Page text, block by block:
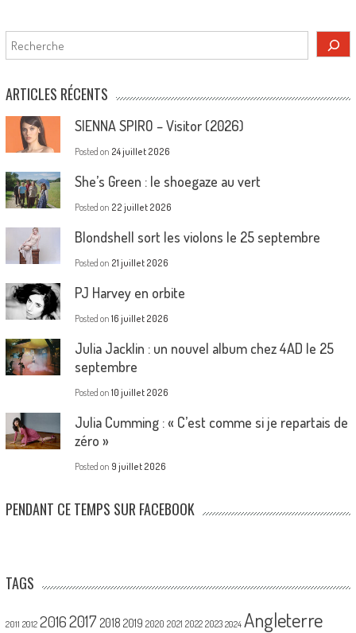
Rechercher
ARTICLES RÉCENTS
SIENNA SPIRO – Visitor (2026)
Posted on 24 juillet 2026
She’s Green : le shoegaze au vert
Posted on 22 juillet 2026
Blondshell sort les violons le 25 septembre
Posted on 21 juillet 2026
PJ Harvey en orbite
Posted on 16 juillet 2026
Julia Jacklin : un nouvel album chez 4AD le 25
septembre
Posted on 10 juillet 2026
Julia Cumming : « C’est comme si je repartais de
zéro »
Posted on 9 juillet 2026
PENDANT CE TEMPS SUR FACEBOOK
TAGS
2011 2012 20162017 2018 2019 2020 2021 2022 2023 2024 Angleterre